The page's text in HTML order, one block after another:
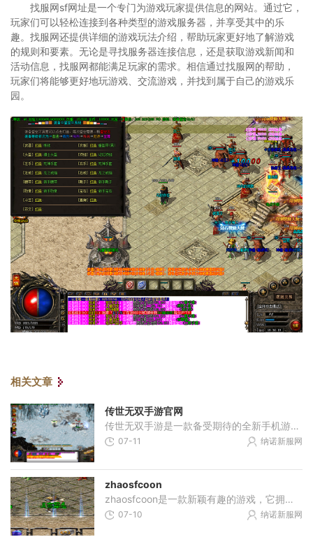
找服网sf网址是一个专门为游戏玩家提供信息的网站。通过它，
玩家们可以轻松连接到各种类型的游戏服务器，并享受其中的乐
趣。找服网还提供详细的游戏玩法介绍，帮助玩家更好地了解游戏
的规则和要素。无论是寻找服务器连接信息，还是获取游戏新闻和
活动信息，找服网都能满足玩家的需求。相信通过找服网的帮助，
玩家们将能够更好地玩游戏、交流游戏，并找到属于自己的游戏乐
园。
相关文章
传世无双手游官网
传世无双手游是一款备受期待的全新手机游戏，以经典的战斗玩法、精美的画面和丰富的游戏内容而备受瞩目。作为一款多人在线对战游戏，传世无双手游官网为玩家提供了全新的游戏
07-11 纳诺新服网
zhaosfcoon
zhaosfcoon是一款新颖有趣的游戏，它拥有独特的玩法和令人着迷的故事情节。如果你喜欢策略类游戏和探险冒险，那么你一定会爱上这款游戏。zhaosfcoon的故事背景设定在一个充满奇幻和神
07-10 纳诺新服网